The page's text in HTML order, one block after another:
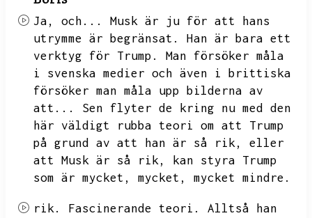
Ja, och...
Musk är ju för att hans
utrymme är begränsat.
Han är bara ett
verktyg för Trump.
Man försöker måla
i svenska medier och även i brittiska
försöker man måla upp bilderna av
att...
Sen flyter de kring nu med den
här väldigt rubba teori om att
Trump
på grund av att han är så rik,
eller
att Musk är så rik,
kan styra Trump
som är mycket,
mycket, mycket mindre.
rik. Fascinerande teori.
Alltså han